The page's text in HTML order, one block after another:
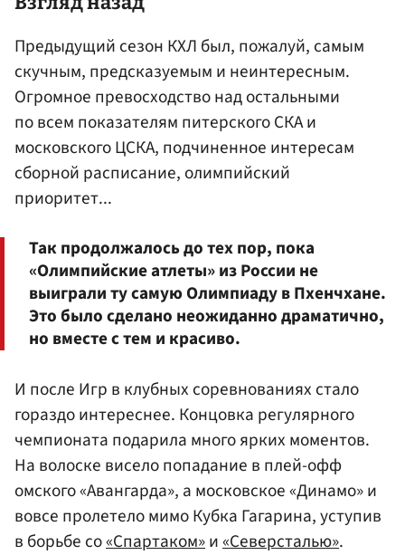
Предыдущий сезон КХЛ был, пожалуй, самым
скучным, предсказуемым и неинтересным.
Огромное превосходство над остальными
по всем показателям питерского СКА и
московского ЦСКА, подчиненное интересам
сборной расписание, олимпийский
приоритет...
Так продолжалось до тех пор, пока
«Олимпийские атлеты» из России не
выиграли ту самую Олимпиаду в Пхенчхане.
Это было сделано неожиданно драматично,
но вместе с тем и красиво.
И после Игр в клубных соревнованиях стало
гораздо интереснее. Концовка регулярного
чемпионата подарила много ярких моментов.
На волоске висело попадание в плей-офф
омского «Авангарда», а московское «Динамо» и
вовсе пролетело мимо Кубка Гагарина, уступив
в борьбе со«Спартаком»и«Северсталью».